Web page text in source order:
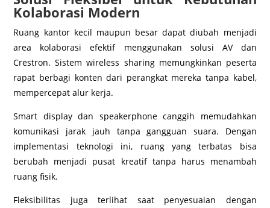
Kolaborasi Modern
Ruang kantor kecil maupun besar dapat diubah menjadi
area kolaborasi efektif menggunakan solusi AV dan
Crestron. Sistem wireless sharing memungkinkan peserta
rapat berbagi konten dari perangkat mereka tanpa kabel,
mempercepat alur kerja.
Smart display dan speakerphone canggih memudahkan
komunikasi jarak jauh tanpa gangguan suara. Dengan
implementasi teknologi ini, ruang yang terbatas bisa
berubah menjadi pusat kreatif tanpa harus menambah
ruang fisik.
Fleksibilitas juga terlihat saat penyesuaian dengan